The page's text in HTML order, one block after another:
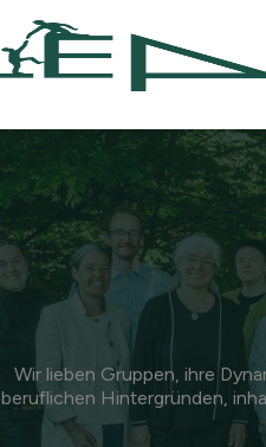
Wir lieben Gruppen, ihre
beruflichen Hintergründen,